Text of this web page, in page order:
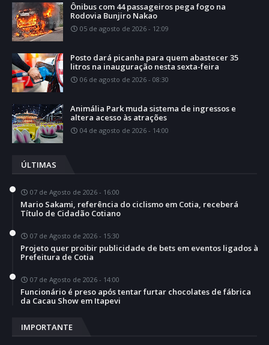
Ônibus com 44 passageiros pega fogo na
Rodovia Bunjiro Nakao
05 de agosto de 2026 - 12:09
Posto dará picanha para quem abastecer 35
litros na inauguração nesta sexta-feira
06 de agosto de 2026 - 08:30
Animália Park muda sistema de ingressos e
altera acesso às atrações
04 de agosto de 2026 - 14:00
ÚLTIMAS
07 de Agosto de 2026 - 16:00
Mario Sakami, referência do ciclismo em Cotia, receberá
Título de Cidadão Cotiano
07 de Agosto de 2026 - 15:30
Projeto quer proibir publicidade de bets em eventos ligados à
Prefeitura de Cotia
07 de Agosto de 2026 - 14:00
Funcionário é preso após tentar furtar chocolates de fábrica
da Cacau Show em Itapevi
IMPORTANTE